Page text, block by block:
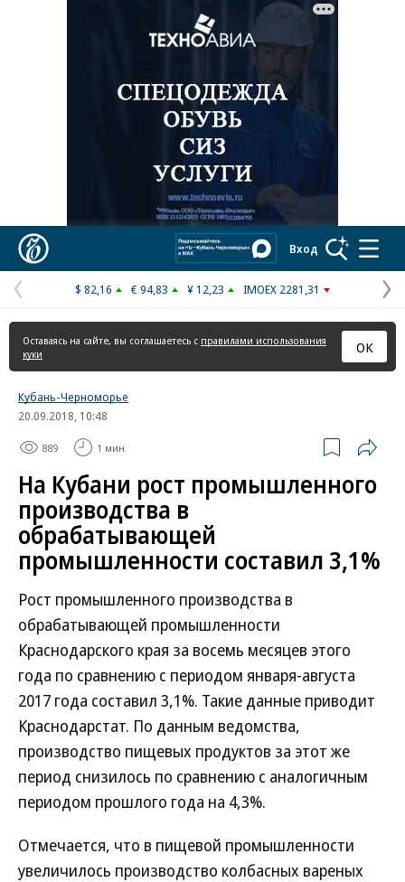
Реклама в «Ъ» www.kommersant.ru/ad
Вход
Предыдущая
страница
$ 82,16 € 94,83 ¥ 12,23 IMOEX 2281,31
Оставаясь на сайте, вы соглашаетесь с правилами использования
куки
ОК
Кубань-Черноморье
20.09.2018, 10:48
889 1 мин.
На Кубани рост промышленного
производства в
обрабатывающей
промышленности составил 3,1%
Рост промышленного производства в
обрабатывающей промышленности
Краснодарского края за восемь месяцев этого
года по сравнению с периодом января-августа
2017 года составил 3,1%. Такие данные приводит
Краснодарстат. По данным ведомства,
производство пищевых продуктов за этот же
период снизилось по сравнению с аналогичным
периодом прошлого года на 4,3%.
Отмечается, что в пищевой промышленности
увеличилось производство колбасных вареных